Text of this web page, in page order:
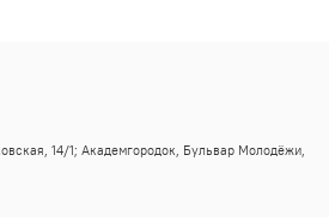
14/1; Академгородок, Бульвар Молодёжи,